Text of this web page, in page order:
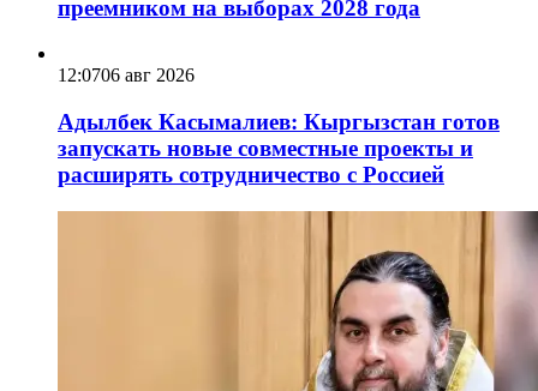
преемником на выборах 2028 года
12:0706 авг 2026
Адылбек Касымалиев: Кыргызстан готов
запускать новые совместные проекты и
расширять сотрудничество с Россией